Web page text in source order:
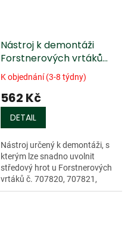
Nástroj k demontáži
Forstnerových vrtáků
Fisch®
K objednání (3-8 týdny)
562 Kč
DETAIL
Nástroj určený k demontáži, s
kterým lze snadno uvolnit
středový hrot u Forstnerových
vrtáků č. 707820, 707821,
707822, 707823,...